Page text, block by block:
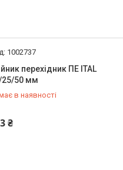
1002737
перехідник ПЕ ITAL
25/50 мм
в наявності
₴ (67) 500-59-19